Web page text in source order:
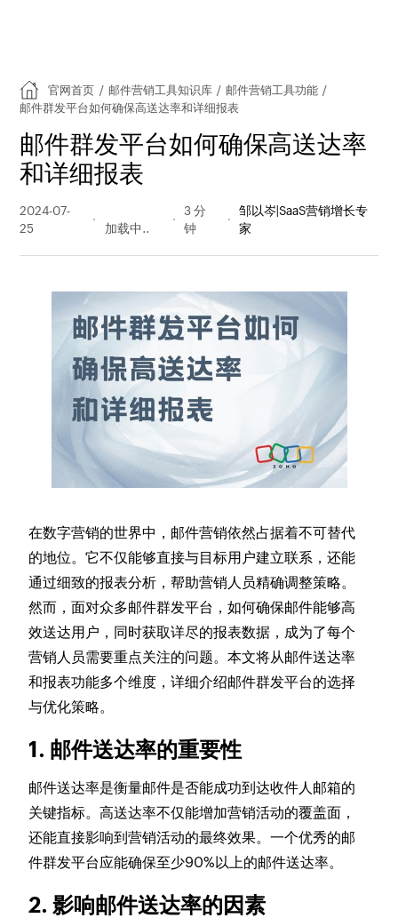
官网首页 / 邮件营销工具知识库 / 邮件营销工具功能 /
邮件群发平台如何确保高送达率和详细报表
邮件群发平台如何确保高送达率
和详细报表
2024-07-
25
量
3 分
钟
邹以岑|SaaS营销增长专
家
在数字营销的世界中，邮件营销依然占据着不可替代
的地位。它不仅能够直接与目标用户建立联系，还能
通过细致的报表分析，帮助营销人员精确调整策略。
然而，面对众多邮件群发平台，如何确保邮件能够高
效送达用户，同时获取详尽的报表数据，成为了每个
营销人员需要重点关注的问题。本文将从邮件送达率
和报表功能多个维度，详细介绍邮件群发平台的选择
与优化策略。
1. 邮件送达率的重要性
邮件送达率是衡量邮件是否能成功到达收件人邮箱的
关键指标。高送达率不仅能增加营销活动的覆盖面，
还能直接影响到营销活动的最终效果。一个优秀的邮
件群发平台应能确保至少90%以上的邮件送达率。
2. 影响邮件送达率的因素